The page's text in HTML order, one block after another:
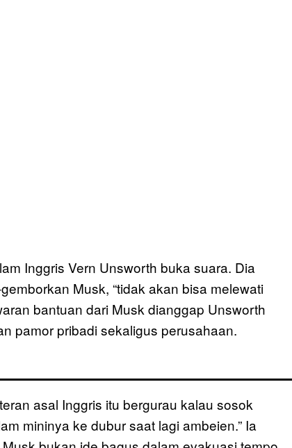
Inggris Vern Unsworth buka suara. Dia
Musk, “tidak akan bisa melewati
bantuan dari Musk dianggap Unsworth
pamor pribadi sekaligus perusahaan.
asal Inggris itu bergurau kalau sosok
mininya ke dubur saat lagi ambeien.” Ia